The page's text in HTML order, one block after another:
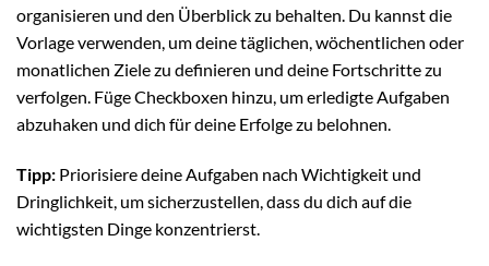
organisieren und den Überblick zu behalten. Du kannst die
Vorlage verwenden, um deine täglichen, wöchentlichen oder
monatlichen Ziele zu definieren und deine Fortschritte zu
verfolgen. Füge Checkboxen hinzu, um erledigte Aufgaben
abzuhaken und dich für deine Erfolge zu belohnen.
Tipp: Priorisiere deine Aufgaben nach Wichtigkeit und
Dringlichkeit, um sicherzustellen, dass du dich auf die
wichtigsten Dinge konzentrierst.